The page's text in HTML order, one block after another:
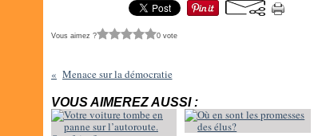
Vous aimez ? 0 vote
Menace sur la démocratie
VOUS AIMEREZ AUSSI :